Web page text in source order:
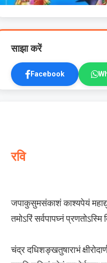
साझा करें
Facebook
रवि
जपाकुसुमसंकाशं काश्यपेयं
तमोऽरिं सर्वपापघ्नं
चंद्र दधिशङ्खतुषाराभं